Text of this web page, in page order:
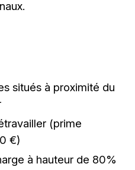
situés à proximité du
(prime
€)
à hauteur de 80%